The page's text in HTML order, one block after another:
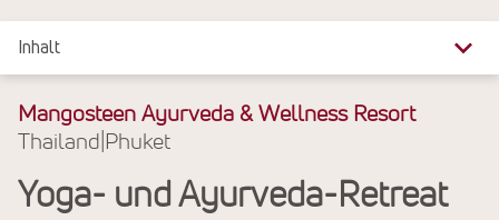
Inhalt
Überblick
Reiseinfos
Leistungen
Mangosteen Ayurveda & Wellness Resort
Thailand Phuket
Yoga- und Ayurveda-Retreat